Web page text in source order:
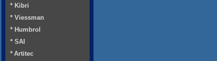
* Kibri
* Viessman
* Humbrol
* SAI
* Artitec